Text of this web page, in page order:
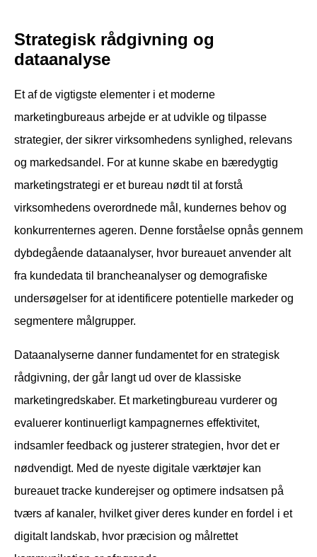
Strategisk rådgivning og
dataanalyse
Et af de vigtigste elementer i et moderne
marketingbureaus arbejde er at udvikle og tilpasse
strategier, der sikrer virksomhedens synlighed, relevans
og markedsandel. For at kunne skabe en bæredygtig
marketingstrategi er et bureau nødt til at forstå
virksomhedens overordnede mål, kundernes behov og
konkurrenternes ageren. Denne forståelse opnås gennem
dybdegående dataanalyser, hvor bureauet anvender alt
fra kundedata til brancheanalyser og demografiske
undersøgelser for at identificere potentielle markeder og
segmentere målgrupper.
Dataanalyserne danner fundamentet for en strategisk
rådgivning, der går langt ud over de klassiske
marketingredskaber. Et marketingbureau vurderer og
evaluerer kontinuerligt kampagnernes effektivitet,
indsamler feedback og justerer strategien, hvor det er
nødvendigt. Med de nyeste digitale værktøjer kan
bureauet tracke kunderejser og optimere indsatsen på
tværs af kanaler, hvilket giver deres kunder en fordel i et
digitalt landskab, hvor præcision og målrettet